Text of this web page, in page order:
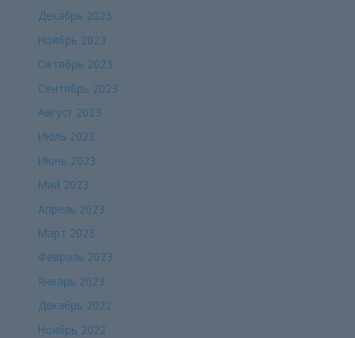
Декабрь 2023
Ноябрь 2023
Октябрь 2023
Сентябрь 2023
Август 2023
Июль 2023
Июнь 2023
Май 2023
Апрель 2023
Март 2023
Февраль 2023
Январь 2023
Декабрь 2022
Ноябрь 2022